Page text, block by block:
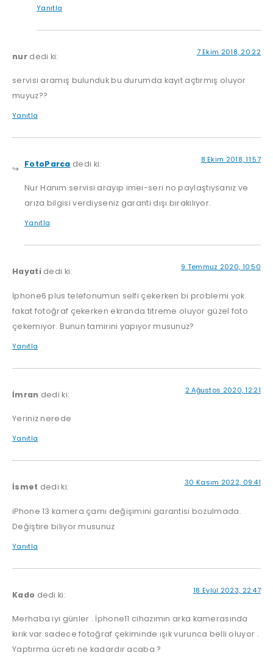
Yanıtla
nur dedi ki: 7 Ekim 2018, 20:22
servisi aramış bulunduk bu durumda kayıt açtırmış oluyor
muyuz??
Yanıtla
FotoParca dedi ki: 8 Ekim 2018, 11:57
Nur Hanım servisi arayıp imei-seri no paylaştıysanız ve
arıza bilgisi verdiyseniz garanti dışı bırakılıyor.
Yanıtla
Hayati dedi ki: 9 Temmuz 2020, 10:50
İphone6 plus telefonumun selfi çekerken bi problemi yok
fakat fotoğraf çekerken ekranda titreme oluyor güzel foto
çekemiyor. Bunun tamirini yapıyor musunuz?
Yanıtla
İmran dedi ki: 2 Ağustos 2020, 12:21
Yeriniz nerede
Yanıtla
İsmet dedi ki: 30 Kasım 2022, 09:41
iPhone 13 kamera çamı değişimini garantisi bozulmada.
Değiştire biliyor musunuz
Yanıtla
Kado dedi ki: 18 Eylül 2023, 22:47
Merhaba iyi günler . İphone11 cihazımın arka kamerasında
kırık var sadece fotoğraf çekiminde ışık vurunca belli oluyor .
Yaptırma ücreti ne kadardır acaba ?